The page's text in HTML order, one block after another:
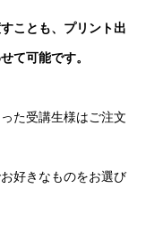
ことも、プリント出
て可能です。
た受講生様はご注文
好きなものをお選び